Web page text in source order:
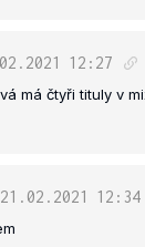
12:27
má čtyři tituly v
21.02.2021 12:34